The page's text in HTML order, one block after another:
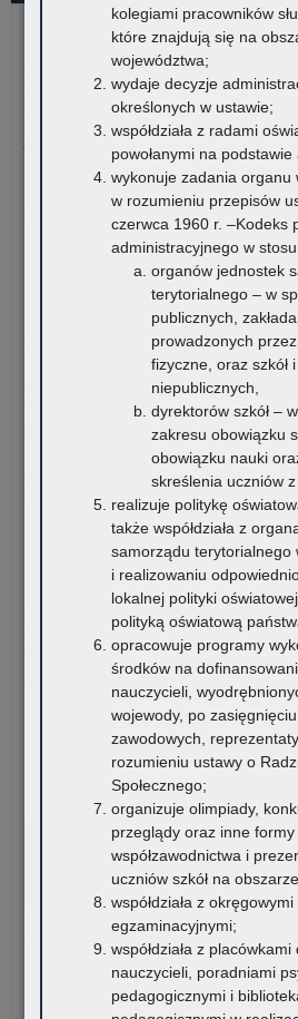
7 sierpnia 2026
Dane ostateczne – Rządowy
niepełnosprawnym w formie
podręczników, materiałów
ćwiczeniowych (wyprawka szkolna)
W związku z harmonogramem
pomocy uczniom niepełnosprawnym…
7 sierpnia 2026
Informacja o liczbie wolnych miejsc
publicznych szkół policealnych,
szkół dla dorosłych (publicznych
terenie województwa małopolskiego –
szkolny 2026/2027
Załączniki Informacja o liczbie
6 sierpnia 2026
Konkurs stypendialny dla romskich
ponadpodstawowych oraz studentów
romskich uczniów szkół…
6 sierpnia 2026
VI edycja
Procesie Inwestycyjno-
Komitet Główny
o Procesie
harmonogram…
kolegiami pracowników
które znajdują się na
województwa;
wydaje decyzje
określonych w ustawie;
współdziała z radami
powołanymi na podstawie
wykonuje zadania organu
w rozumieniu przepisów
czerwca 1960 r. –Kodeks
administracyjnego w
organów jednostek
terytorialnego – w
publicznych,
prowadzonych
fizyczne, oraz szkół
niepublicznych,
dyrektorów szkół –
zakresu obowiązku
obowiązku nauki
skreślenia uczniów
realizuje politykę
także współdziała z
samorządu terytorialnego
i realizowaniu
lokalnej polityki
polityką oświatową
opracowuje programy
środków na
nauczycieli,
wojewody, po
zawodowych,
rozumieniu ustawy o
Społecznego;
organizuje olimpiady,
przeglądy oraz inne formy
współzawodnictwa i
uczniów szkół na
współdziała z
egzaminacyjnymi;
współdziała z
nauczycieli, poradniami
pedagogicznymi i